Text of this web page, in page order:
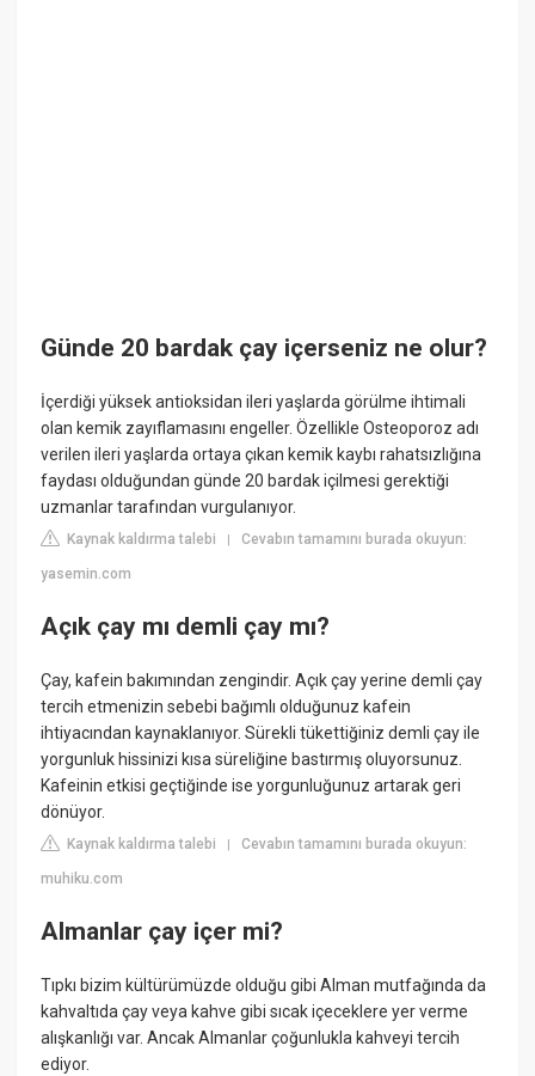
Günde 20 bardak çay içerseniz ne olur?
İçerdiği yüksek antioksidan ileri yaşlarda görülme ihtimali
olan kemik zayıflamasını engeller. Özellikle Osteoporoz adı
verilen ileri yaşlarda ortaya çıkan kemik kaybı rahatsızlığına
faydası olduğundan günde 20 bardak içilmesi gerektiği
uzmanlar tarafından vurgulanıyor.
Kaynak kaldırma talebi |Cevabın tamamını burada okuyun:
yasemin.com
Açık çay mı demli çay mı?
Çay, kafein bakımından zengindir. Açık çay yerine demli çay
tercih etmenizin sebebi bağımlı olduğunuz kafein
ihtiyacından kaynaklanıyor. Sürekli tükettiğiniz demli çay ile
yorgunluk hissinizi kısa süreliğine bastırmış oluyorsunuz.
Kafeinin etkisi geçtiğinde ise yorgunluğunuz artarak geri
dönüyor.
Kaynak kaldırma talebi |Cevabın tamamını burada okuyun:
muhiku.com
Almanlar çay içer mi?
Tıpkı bizim kültürümüzde olduğu gibi Alman mutfağında da
kahvaltıda çay veya kahve gibi sıcak içeceklere yer verme
alışkanlığı var. Ancak Almanlar çoğunlukla kahveyi tercih
ediyor.